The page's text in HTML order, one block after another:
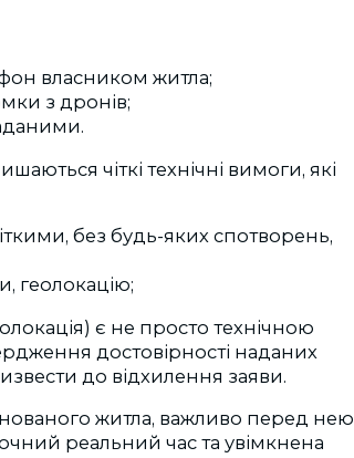
власником житла;
з дронів;
чіткі технічні вимоги, які
без будь-яких спотворень,
геолокацію;
є не просто технічною
достовірності наданих
до відхилення заяви.
житла, важливо перед нею
реальний час та увімкнена